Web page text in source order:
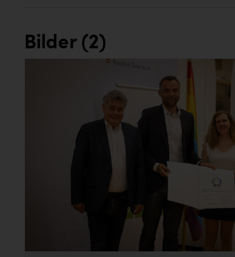
Vorlagenportal
Wirtschaftskammer OÖ
ZULuft - Zukunft Luft Austria
Österreichisches Hebammengremium
Bilder (2)